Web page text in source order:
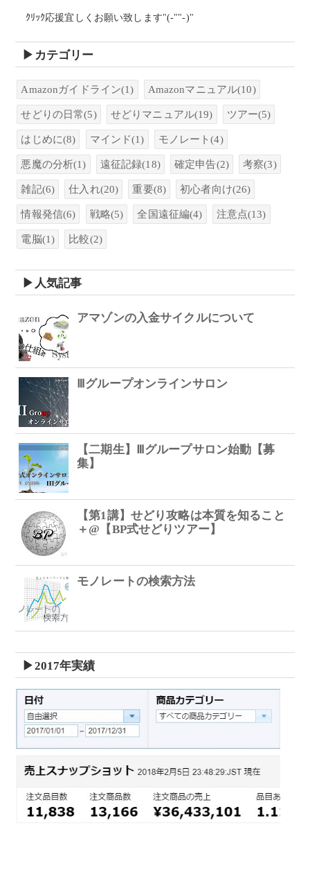
ｸﾘｯｸ応援宜しくお願い致します"(-""-)"
▶カテゴリー
Amazonガイドライン(1) Amazonマニュアル(10)
せどりの日常(5) せどりマニュアル(19) ツアー(5)
はじめに(8) マインド(1) モノレート(4)
悪魔の分析(1) 遠征記録(18) 確定申告(2) 考察(3)
雑記(6) 仕入れ(20) 重要(8) 初心者向け(26)
情報発信(6) 戦略(5) 全国遠征編(4) 注意点(13)
電脳(1) 比較(2)
▶人気記事
アマゾンの入金サイクルについて
Ⅲグループオンラインサロン
【二期生】Ⅲグループサロン始動【募
集】
【第1講】せどり攻略は本質を知ること
＋@【BP式せどりツアー】
モノレートの検索方法
▶2017年実績